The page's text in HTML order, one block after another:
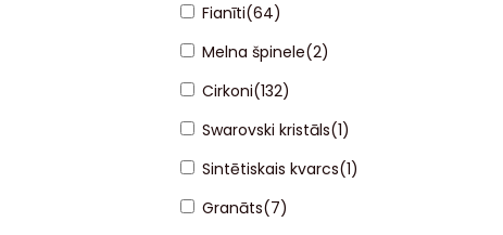
Fianīti(64)
Melna špinele(2)
Cirkoni(132)
Swarovski kristāls(1)
Sintētiskais kvarcs(1)
Granāts(7)